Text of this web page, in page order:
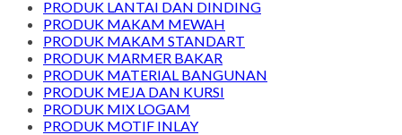
PRODUK LANTAI DAN DINDING
PRODUK MAKAM MEWAH
PRODUK MAKAM STANDART
PRODUK MARMER BAKAR
PRODUK MATERIAL BANGUNAN
PRODUK MEJA DAN KURSI
PRODUK MIX LOGAM
PRODUK MOTIF INLAY